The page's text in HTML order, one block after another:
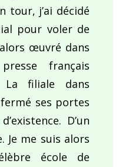
tour, j’ai décidé
pour voler de
œuvré dans
français
La filiale dans
ses portes
D’un
Je me suis alors
école de